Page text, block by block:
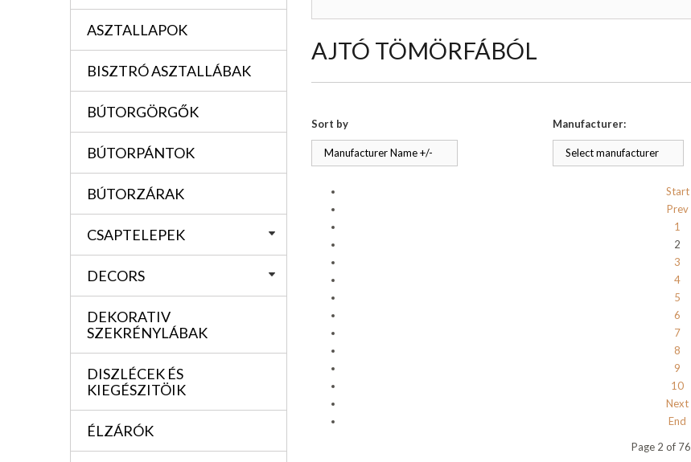
ASZTALLAPOK
BISZTRÓ ASZTALLÁBAK
BÚTORGÖRGŐK
BÚTORPÁNTOK
BÚTORZÁRAK
CSAPTELEPEK
DECORS
DEKORATIV
SZEKRÉNYLÁBAK
DISZLÉCEK ÉS
KIEGÉSZITÖIK
ÉLZÁRÓK
AJTÓ TÖMÖRFÁBÓL
Sort by
Manufacturer Name +/-
Manufacturer:
Select manufacturer
Start
Prev
1
2
3
4
5
6
7
8
9
10
Next
End
Page 2 of 76